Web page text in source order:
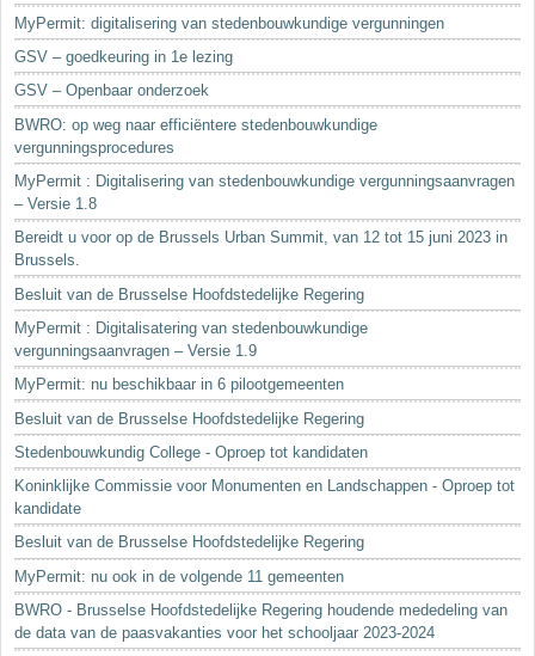
MyPermit: digitalisering van stedenbouwkundige vergunningen
GSV – goedkeuring in 1e lezing
GSV – Openbaar onderzoek
BWRO: op weg naar efficiëntere stedenbouwkundige
vergunningsprocedures
MyPermit : Digitalisering van stedenbouwkundige vergunningsaanvragen
– Versie 1.8
Bereidt u voor op de Brussels Urban Summit, van 12 tot 15 juni 2023 in
Brussels.
Besluit van de Brusselse Hoofdstedelijke Regering
MyPermit : Digitalisatering van stedenbouwkundige
vergunningsaanvragen – Versie 1.9
MyPermit: nu beschikbaar in 6 pilootgemeenten
Besluit van de Brusselse Hoofdstedelijke Regering
Stedenbouwkundig College - Oproep tot kandidaten
Koninklijke Commissie voor Monumenten en Landschappen - Oproep tot
kandidate
Besluit van de Brusselse Hoofdstedelijke Regering
MyPermit: nu ook in de volgende 11 gemeenten
BWRO - Brusselse Hoofdstedelijke Regering houdende mededeling van
de data van de paasvakanties voor het schooljaar 2023-2024